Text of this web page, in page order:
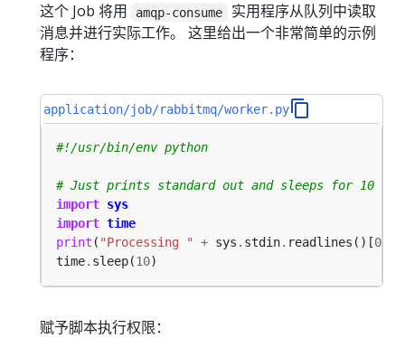
这个 Job 将用
amqp-consume
实用程序从队列中读取
消息并进行实际工作。 这里给出一个非常简单的示例
程序：
application/job/rabbitmq/worker.py
#!/usr/bin/env python
# Just prints standard out and sleeps for 10
import sys
import time
print ( "Processing " + sys . stdin. readlines()[0
time. sleep(10
赋予脚本执行权限：